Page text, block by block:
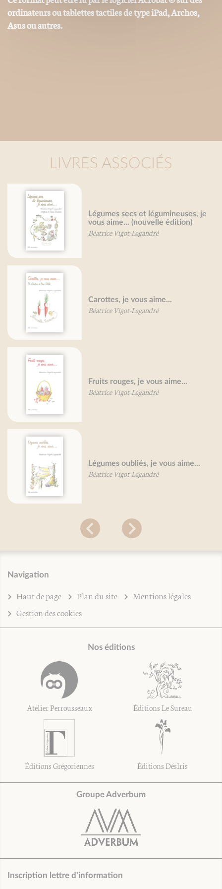
ordinateurs ou tablettes tactiles de type iPad, Archos,
Asus ou autres.
LIVRES ASSOCIÉS
Légumes secs et légumineuses, je
vous aime... (nouvelle édition)
Béatrice Vigot-Lagandré
Carottes, je vous aime...
Béatrice Vigot-Lagandré
Fruits rouges, je vous aime...
Béatrice Vigot-Lagandré
Légumes oubliés, je vous aime...
Béatrice Vigot-Lagandré
Navigation
Haut de page Plan du site
Mentions légales
Gestion des cookies
Nos éditions
Atelier Perrousseaux Éditions Le Sureau
Éditions Grégoriennes Éditions DésIris
Groupe Adverbum
Inscription lettre d'information